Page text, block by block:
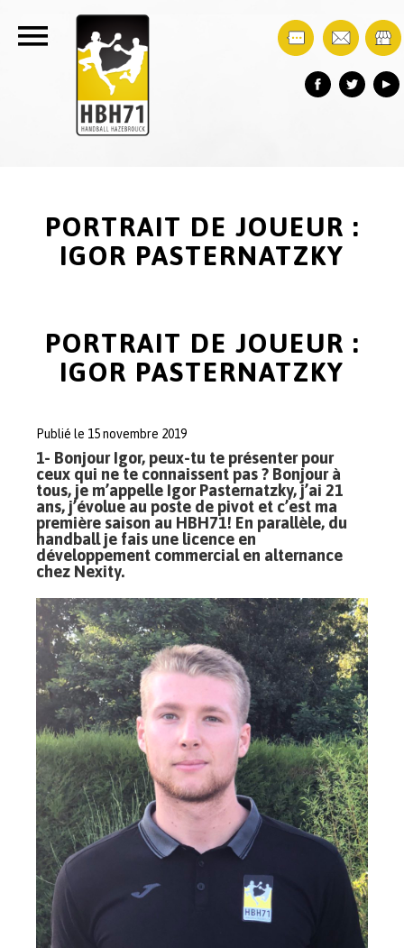
PORTRAIT DE JOUEUR :
IGOR PASTERNATZKY
PORTRAIT DE JOUEUR :
IGOR PASTERNATZKY
Publié le 15 novembre 2019
1- Bonjour Igor, peux-tu te présenter pour
ceux qui ne te connaissent pas ? Bonjour à
tous, je m’appelle Igor Pasternatzky, j’ai 21
ans, j’évolue au poste de pivot et c’est ma
première saison au HBH71! En parallèle, du
handball je fais une licence en
développement commercial en alternance
chez Nexity.